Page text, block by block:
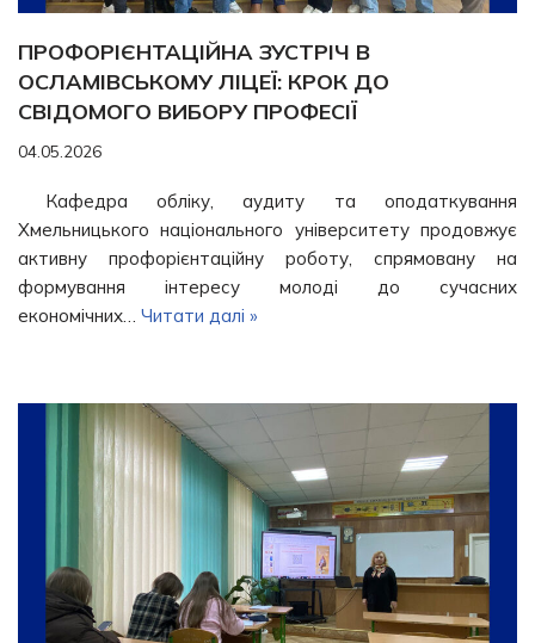
ПРОФОРІЄНТАЦІЙНА ЗУСТРІЧ В
ОСЛАМІВСЬКОМУ ЛІЦЕЇ: КРОК ДО
СВІДОМОГО ВИБОРУ ПРОФЕСІЇ
04.05.2026
Кафедра обліку, аудиту та оподаткування
Хмельницького національного університету продовжує
активну профорієнтаційну роботу, спрямовану на
формування інтересу молоді до сучасних
економічних… Читати далі »